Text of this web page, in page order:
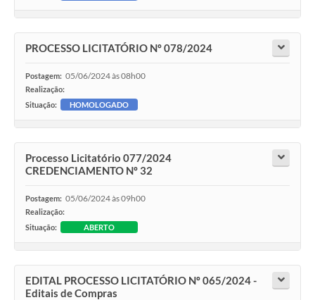
PROCESSO LICITATÓRIO Nº 078/2024
Postagem: 05/06/2024 às 08h00
Realização:
Situação:
HOMOLOGADO
Processo Licitatório 077/2024
CREDENCIAMENTO Nº 32
Postagem: 05/06/2024 às 09h00
Realização:
Situação:
ABERTO
EDITAL PROCESSO LICITATÓRIO Nº 065/2024 -
Editais de Compras